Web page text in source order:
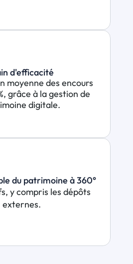
d'efficacité
moyenne des encours
grâce à la gestion de
digitale.
du patrimoine à 360°
y compris les dépôts
externes.